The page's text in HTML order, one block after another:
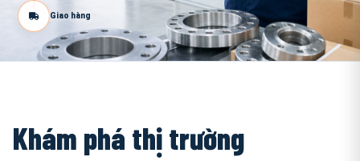
Giao hàng
Khám phá thị trường